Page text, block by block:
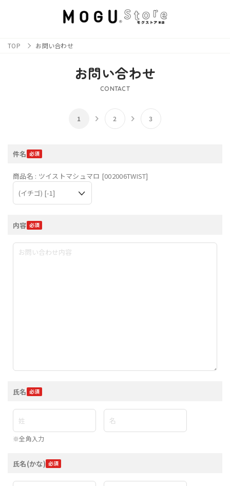
TOP お問い合わせ
お問い合わせ
CONTACT
件名
商品名 : ツイストマシュマロ [002006TWIST]
内容
氏名
※全角入力
氏名(かな)